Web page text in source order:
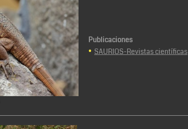
Publicaciones
• SAURIOS-Revistas científicas